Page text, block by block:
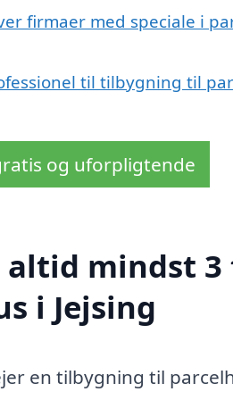
firmaer med speciale i
til tilbygning til
og uforpligtende
mindst
i Jejsing
en tilbygning til